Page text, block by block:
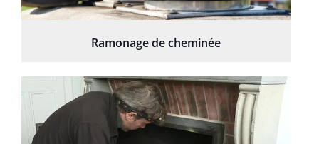
Ramonage de cheminée